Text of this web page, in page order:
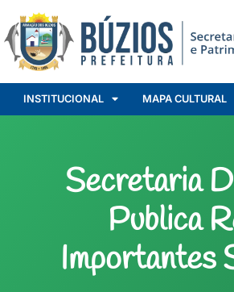
INSTITUCIONAL MAPA CULTURAL
Secretaria
Publica
Importantes